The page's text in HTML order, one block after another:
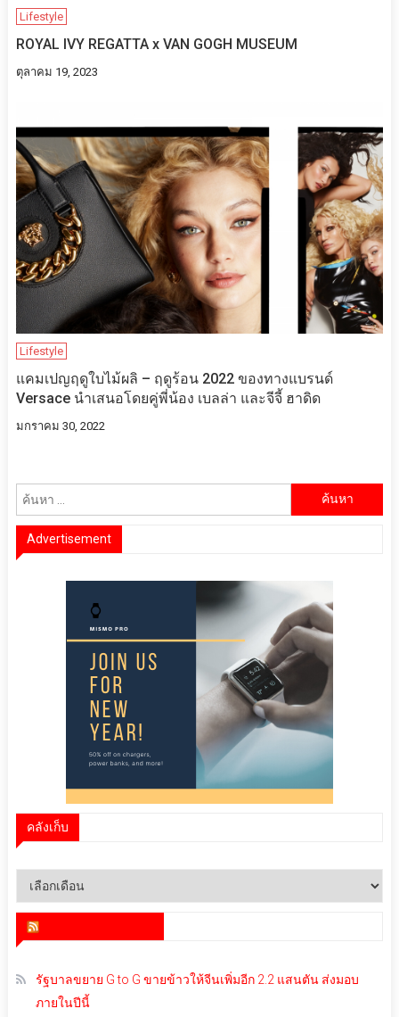
Lifestyle
ROYAL IVY REGATTA x VAN GOGH MUSEUM
ตุลาคม 19, 2023
Lifestyle
แคมเปญฤดูใบไม้ผลิ – ฤดูร้อน 2022 ของทางแบรนด์
Versace นำเสนอโดยคู่พี่น้อง เบลล่า และจีจี้ ฮาดิด
มกราคม 30, 2022
Advertisement
คลังเก็บ
คลัง
รัฐบาลขยาย G to G ขายข้าวให้จีนเพิ่มอีก 2.2 แสนตัน ส่งมอบ
ภายในปีนี้